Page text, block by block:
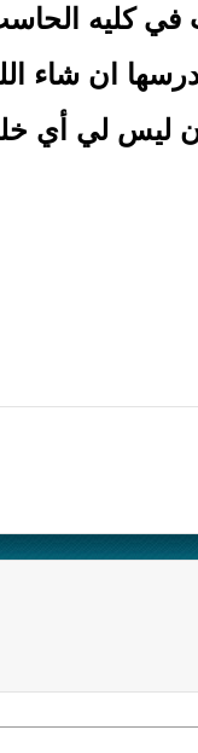
كليه
ان شاء
ليس لي أي